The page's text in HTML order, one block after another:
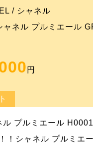
/ シャネル
ネル プルミエール
円
ル プルミエール
！シャネル プルミエ